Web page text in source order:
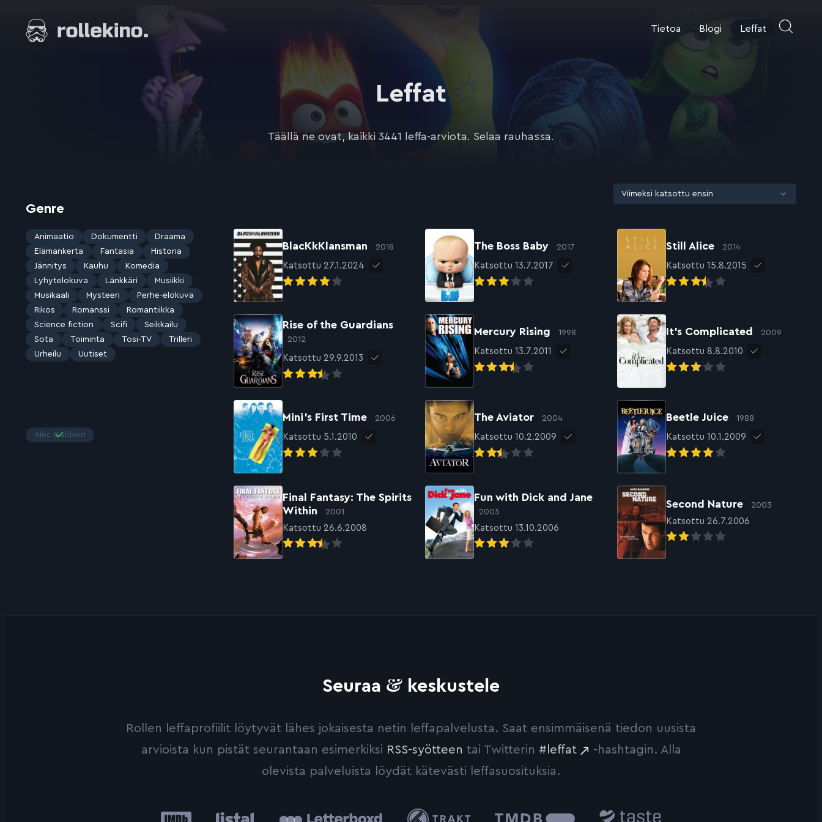
suoraan
sisältöön
Elokuvat ja elokuva-arviot | Rollekino.fi
Tietoa Blogi Leffat
Leffat
Täällä ne ovat, kaikki 3441 leffa-arviota. Selaa rauhassa.
Genre
Animaatio Dokumentti
Draama
Elämänkerta
Fantasia
Historia
Jännitys
Kauhu
Komedia
Lyhytelokuva
Länkkäri
Musiikki
Musikaali
Mysteeri
Perhe-elokuva
Rikos
Romanssi
Romantiikka
Science fiction
Scifi
Seikkailu
Sota
Toiminta Tosi-TV
Trilleri
Urheilu
Uutiset
Alec Baldwin
BlacKkKlansman 2018
Katsottu 27.1.2024
The Boss Baby 2017
Katsottu 13.7.2017
Still Alice 2014
Katsottu 15.8.2015
Rise of the Guardians
2012
Katsottu 29.9.2013
Mercury Rising 1998
Katsottu 13.7.2011
It’s Complicated 2009
Katsottu 8.8.2010
Mini’s First Time 2006
Katsottu 5.1.2010
The Aviator 2004
Katsottu 10.2.2009
Beetle Juice 1988
Katsottu 10.1.2009
Final Fantasy: The Spirits
Within
2001
Katsottu 26.6.2008
Fun with Dick and Jane
2005
Katsottu 13.10.2006
Second Nature 2003
Katsottu 26.7.2006
Seuraa & keskustele
Rollen leffaprofiilit löytyvät lähes jokaisesta netin leffapalvelusta. Saat ensimmäisenä tiedon uusista
arvioista kun pistät seurantaan esimerkiksi RSS-syötteen tai Twitterin #leffat
-hashtagin. Alla
olevista palveluista löydät kätevästi leffasuosituksia.